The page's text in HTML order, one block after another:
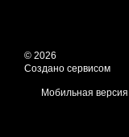
© 2026
Создано сервисом
Мобильная версия